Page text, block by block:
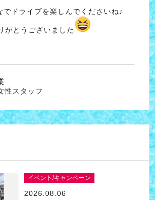
でドライブを楽しんでくださいね♪
がとうございました
性スタッフ
イベント/キャンペーン
2026.08.06